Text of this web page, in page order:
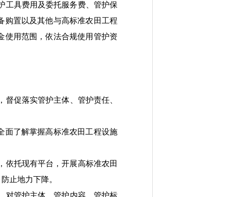
工具费用及委托服务费、 管护保
购置以及其他与高标准农田工程
使用范围，依法合规使用管护资
督促落实管护主体、管护责任、
面了解掌握高标准农田工程设施
依托现有平台，开展高标准农田
止地力下降。
对管护主体、管护内容、管护标